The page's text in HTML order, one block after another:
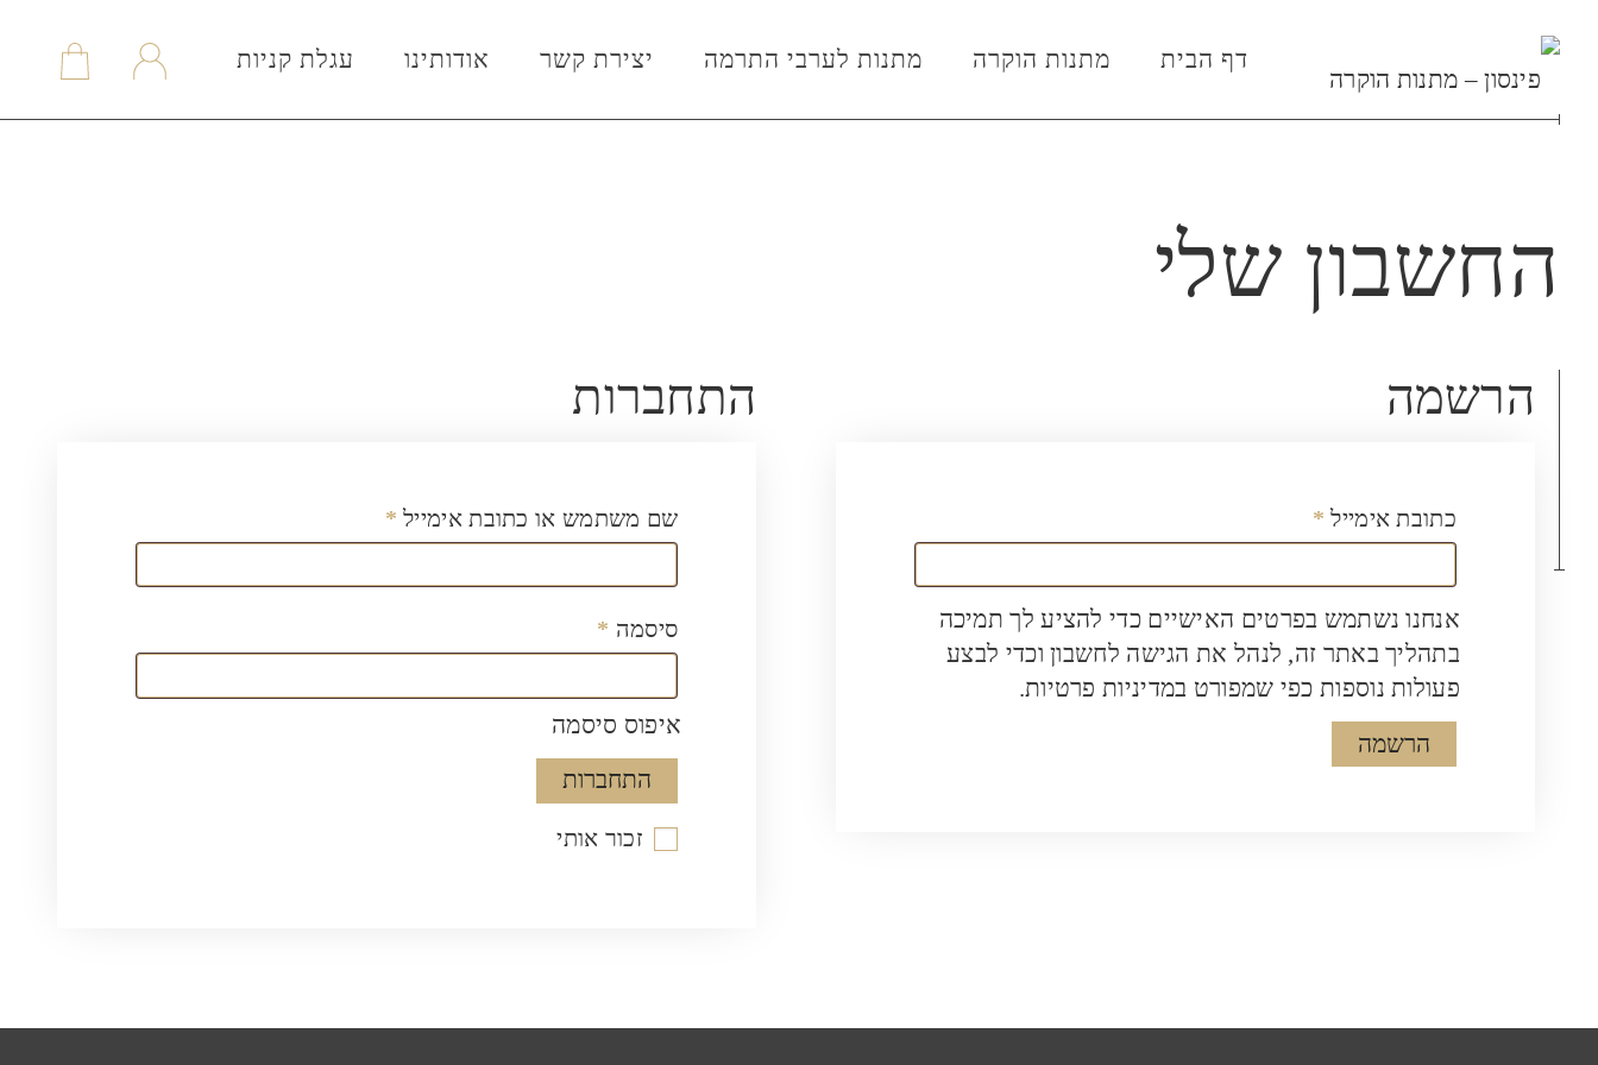
דף הבית מתנות הוקרה מתנות לערבי התרמה יצירת קשר אודותינו עגלת קניות
החשבון שלי
התחברות
שם משתמש או כתובת אימייל *
סיסמה *
איפוס סיסמה
התחברות
זכור אותי
הרשמה
כתובת אימייל *
אנחנו נשתמש בפרטים האישיים כדי להציע לך תמיכה
בתהליך באתר זה, לנהל את הגישה לחשבון וכדי לבצע
פעולות נוספות כפי שמפורט במדיניות פרטיות.
הרשמה